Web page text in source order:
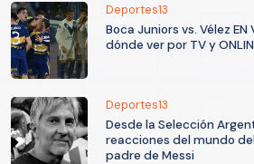
Deportes13
Boca Juniors vs. Vélez EN
dónde ver por TV y
Deportes13
Desde la Selección
reacciones del mundo
padre de Messi